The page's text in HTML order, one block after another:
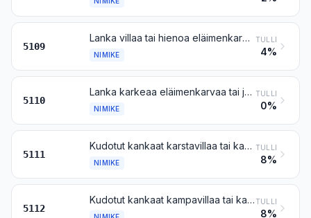
5109
Lanka villaa tai hienoa eläimenkarvaa, vähittäismyyntimuodoissa
NIMIKE
TULLI
4%
5110
Lanka karkeaa eläimenkarvaa tai jouhta (myös kierrepäällystetty jouhilanka), myös vähittäismyyntimuodoissa
NIMIKE
TULLI
0%
5111
Kudotut kankaat karstavillaa tai karstattua hienoa eläimenkarvaa
NIMIKE
TULLI
8%
5112
Kudotut kankaat kampavillaa tai kammattua hienoa eläimenkarvaa TULLI
8%